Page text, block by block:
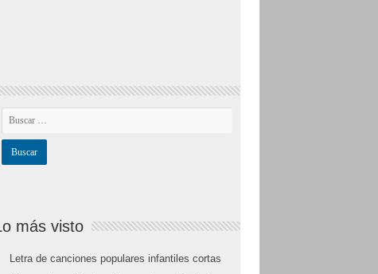
más visto
Letra de canciones populares infantiles cortas